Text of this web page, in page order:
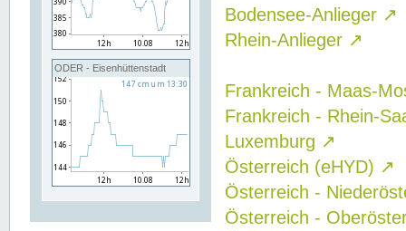
ODER - Eisenhüttenstadt
Bodensee-Anlieger ↗
Rhein-Anlieger ↗
Frankreich - Maas-
Frankreich - Rhein-
Luxemburg ↗
Österreich (eHYD) ↗
Österreich -
Österreich -